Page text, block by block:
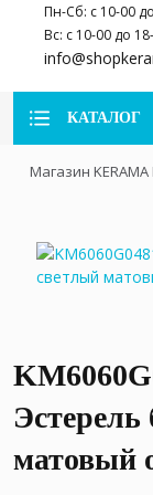
Пн-Сб: с 10-00
Вс: с 10-00 до
КАТАЛОГ
Магазин KERAMA
матовый